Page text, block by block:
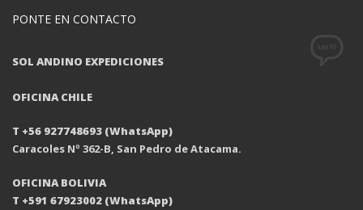
PONTE EN CONTACTO
SOL ANDINO EXPEDICIONES
OFICINA CHILE
T +56 927748693 (WhatsApp)
Caracoles Nº 362-B, San Pedro de Atacama.
OFICINA BOLIVIA
T +591 67923002 (WhatsApp)